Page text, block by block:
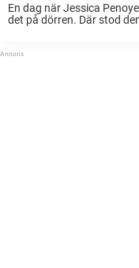
En dag när Jessica
det på dörren. Där stod